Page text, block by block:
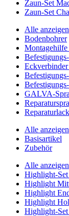
Zaun-Set
Zaun-Set
Alle anzeigen
Bodenbohrer
Montagehilfe
GALVA-
Alle anzeigen
Basisartikel
Zubehör
Alle anzeigen
Highlight-
Highlight
Highlight
Highlight
Highlight-